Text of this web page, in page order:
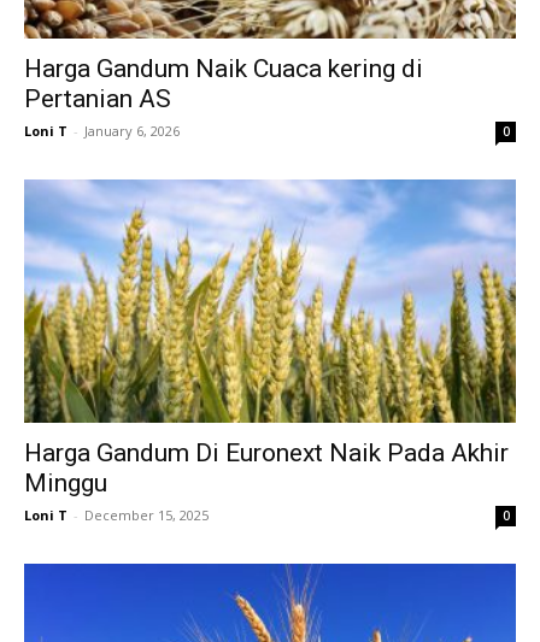
Harga Gandum Naik Cuaca kering di
Pertanian AS
Loni T - January 6, 2026 0
Harga Gandum Di Euronext Naik Pada Akhir
Minggu
Loni T - December 15, 2025 0